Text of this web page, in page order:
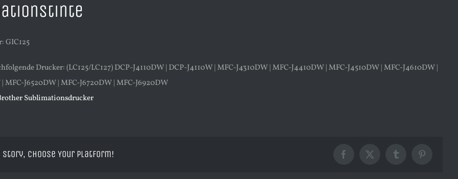
GIC125
Drucker: (LC125/LC127) DCP-J4110DW | DCP-J4110W | MFC-J4310DW | MFC-J4410DW | MFC-J4510DW | MFC-J4610DW |
MFC-J6520DW | MFC-J6720DW | MFC-J6920DW
Sublimationsdrucker
Story, Choose Your Platform! Facebook
X TumblrPinterest